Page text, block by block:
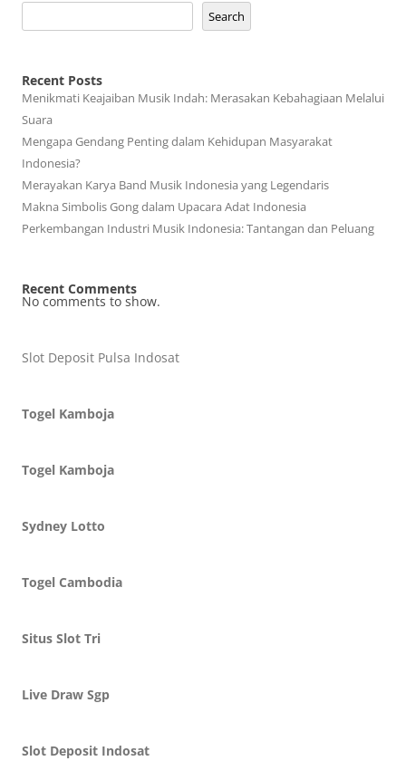
Search
Recent Posts
Menikmati Keajaiban Musik Indah: Merasakan Kebahagiaan Melalui
Suara
Mengapa Gendang Penting dalam Kehidupan Masyarakat
Indonesia?
Merayakan Karya Band Musik Indonesia yang Legendaris
Makna Simbolis Gong dalam Upacara Adat Indonesia
Perkembangan Industri Musik Indonesia: Tantangan dan Peluang
Recent Comments
No comments to show.
Slot Deposit Pulsa Indosat
Togel Kamboja
Togel Kamboja
Sydney Lotto
Togel Cambodia
Situs Slot Tri
Live Draw Sgp
Slot Deposit Indosat